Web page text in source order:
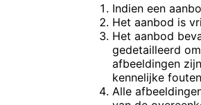
Indien een
Het aanbod is
Het aanbod
gedetailleerd
afbeeldingen
kennelijke
Alle